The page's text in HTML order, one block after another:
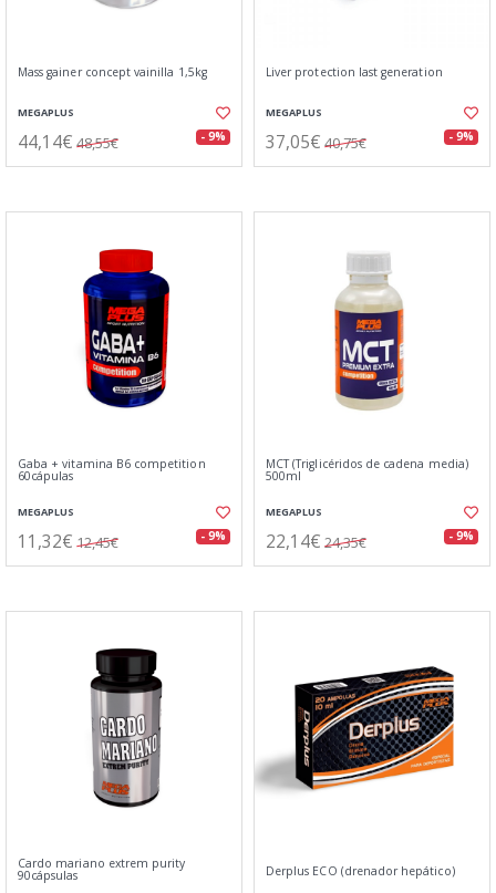
Mass gainer concept vainilla 1,5kg
MEGAPLUS
44,14€ 48,55€ - 9%
Liver protection last generation
MEGAPLUS
37,05€ 40,75€ - 9%
Gaba + vitamina B6 competition
60cápulas
MEGAPLUS
11,32€ 12,45€ - 9%
MCT (Triglicéridos de cadena media)
500ml
MEGAPLUS
22,14€ 24,35€ - 9%
Cardo mariano extrem purity
90cápsulas Derplus ECO (drenador hepático)